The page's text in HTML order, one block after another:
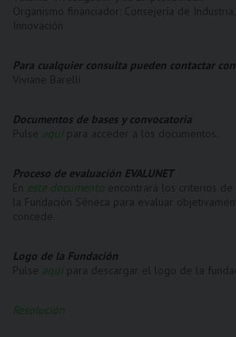
Para cualquier consulta pueden contactar con
Documentos de bases y convocatoria
aquí
Proceso de evaluación EVALUNET
este documento
Logo de la Fundación
aquí
Resolución